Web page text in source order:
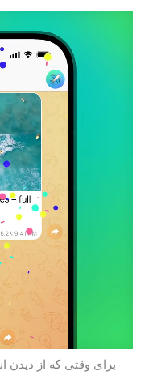
برای وقتی که از